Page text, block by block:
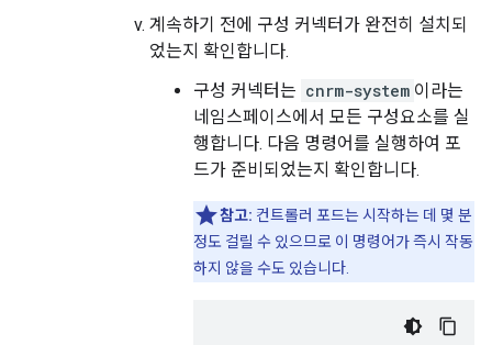
계속하기 전에 구성 커넥터가 완전히 설치되
었는지 확인합니다.
구성 커넥터는 cnrm-system 이라는
네임스페이스에서 모든 구성요소를 실
행합니다. 다음 명령어를 실행하여 포
드가 준비되었는지 확인합니다.
참고: 컨트롤러 포드는 시작하는 데 몇 분
정도 걸릴 수 있으므로 이 명령어가 즉시 작동
하지 않을 수도 있습니다.